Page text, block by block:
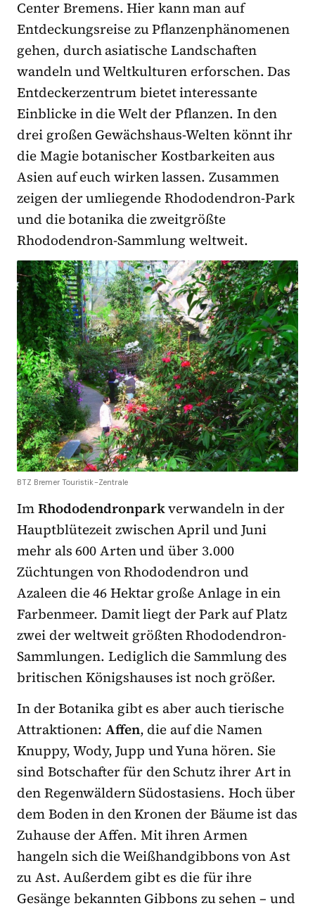
Center Bremens. Hier kann man auf
Entdeckungsreise zu Pflanzenphänomenen
gehen, durch asiatische Landschaften
wandeln und Weltkulturen erforschen. Das
Entdeckerzentrum bietet interessante
Einblicke in die Welt der Pflanzen. In den
drei großen Gewächshaus-Welten könnt ihr
die Magie botanischer Kostbarkeiten aus
Asien auf euch wirken lassen. Zusammen
zeigen der umliegende Rhododendron-Park
und die botanika die zweitgrößte
Rhododendron-Sammlung weltweit.
BTZ Bremer Touristik-Zentrale
ImRhododendronparkverwandeln in der
Hauptblütezeit zwischen April und Juni
mehr als 600 Arten und über 3.000
Züchtungen von Rhododendron und
Azaleen die 46 Hektar große Anlage in ein
Farbenmeer. Damit liegt der Park auf Platz
zwei der weltweit größten Rhododendron-
Sammlungen. Lediglich die Sammlung des
britischen Königshauses ist noch größer.
In der Botanika gibt es aber auch tierische
Attraktionen: Affen, die auf die Namen
Knuppy, Wody, Jupp und Yuna hören. Sie
sind Botschafter für den Schutz ihrer Art in
den Regenwäldern Südostasiens. Hoch über
dem Boden in den Kronen der Bäume ist das
Zuhause der Affen. Mit ihren Armen
hangeln sich die Weißhandgibbons von Ast
zu Ast. Außerdem gibt es die für ihre
Gesänge bekannten Gibbons zu sehen – und